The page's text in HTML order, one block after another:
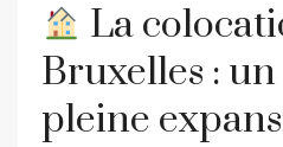
La
Bruxelles :
pleine